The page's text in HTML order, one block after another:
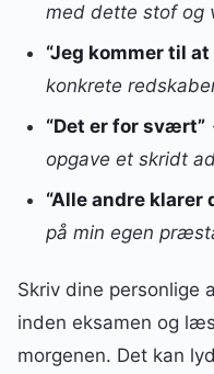
med dette stof og
“Jeg kommer til
konkrete
“Det er for svært”
opgave et skridt
“Alle andre klarer
på min egen
Skriv dine personlige
inden eksamen og
morgenen. Det kan